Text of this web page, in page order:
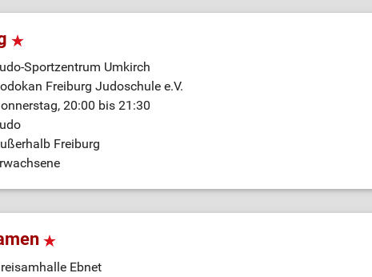
Sportzentrum Umkirch
Freiburg Judoschule e.V.
20:00 bis 21:30
Freiburg
Ebnet